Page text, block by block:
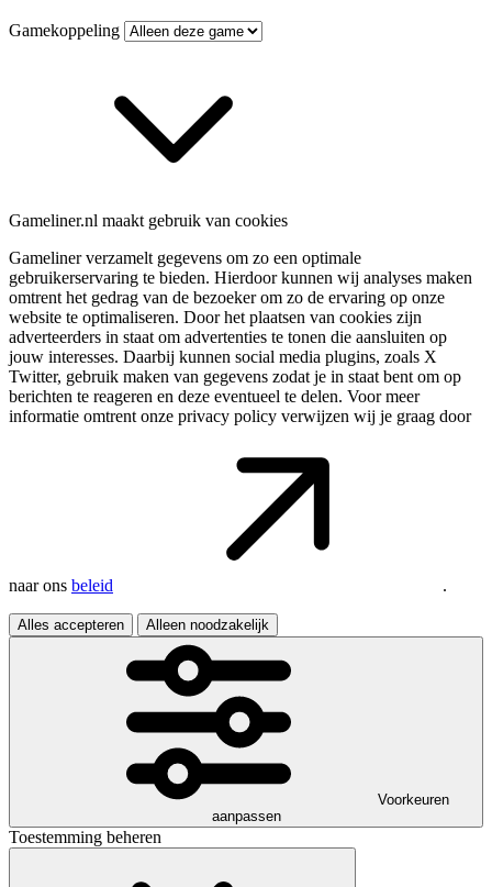
Gamekoppeling
Gameliner.nl maakt gebruik van cookies
Gameliner verzamelt gegevens om zo een optimale
gebruikerservaring te bieden. Hierdoor kunnen wij analyses maken
omtrent het gedrag van de bezoeker om zo de ervaring op onze
website te optimaliseren. Door het plaatsen van cookies zijn
adverteerders in staat om advertenties te tonen die aansluiten op
jouw interesses. Daarbij kunnen social media plugins, zoals X
Twitter, gebruik maken van gegevens zodat je in staat bent om op
berichten te reageren en deze eventueel te delen. Voor meer
informatie omtrent onze privacy policy verwijzen wij je graag door
naar ons beleid .
Alles accepteren Alleen noodzakelijk
Voorkeuren
aanpassen
Toestemming beheren